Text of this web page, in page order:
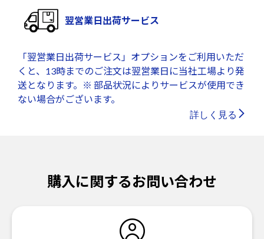
翌営業日出荷サービス
「翌営業日出荷サービス」オプションをご利用いただ
くと、13時までのご注文は翌営業日に当社工場より発
送となります。※ 部品状況によりサービスが使用でき
ない場合がございます。
詳しく見る
購入に関するお問い合わせ